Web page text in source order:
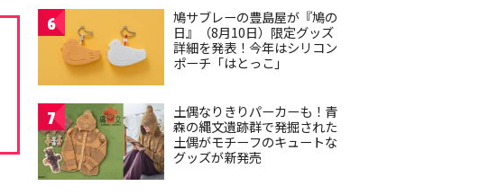
6
鳩サブレーの豊島屋が『鳩の
日』（8月10日）限定グッズ
詳細を発表！今年はシリコン
ポーチ「はとっこ」
7
土偶なりきりパーカーも！青
森の縄文遺跡群で発掘された
土偶がモチーフのキュートな
グッズが新発売